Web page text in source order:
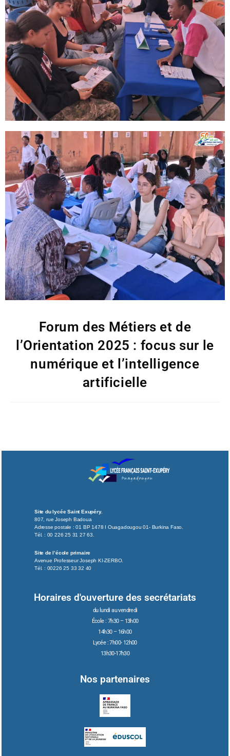
Forum des Métiers et de
l’Orientation 2025 : focus sur le
numérique et l’intelligence
artificielle
Site du lycée Saint Exupéry.
807, rue Joseph Badoua
Adresse postale : 01 BP 1478 I Ouagadougou 01- Burkina Faso.
Tél. : 00 226 25 31 27 63.
Site de l’école primaire
Avenue Professeur Joseph KI-ZERBO.
Tél. : 00226 25 33 32 40
Horaires d'ouverture des secrétariats
du lundi au vendredi
École : 7h30 – 13h00
14h30 – 16h00
Lycée : 7h00- 12h00
13h30-17h30
Nos partenaires